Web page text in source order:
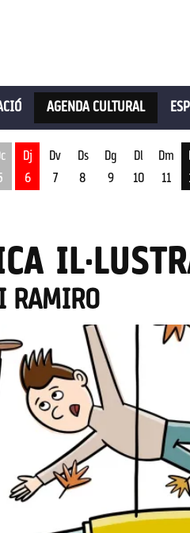
AGENDA CULTURAL
Dj
6
Dv
7
Ds
8
Dg
9
Dl
10
Dm
11
RAMIRO